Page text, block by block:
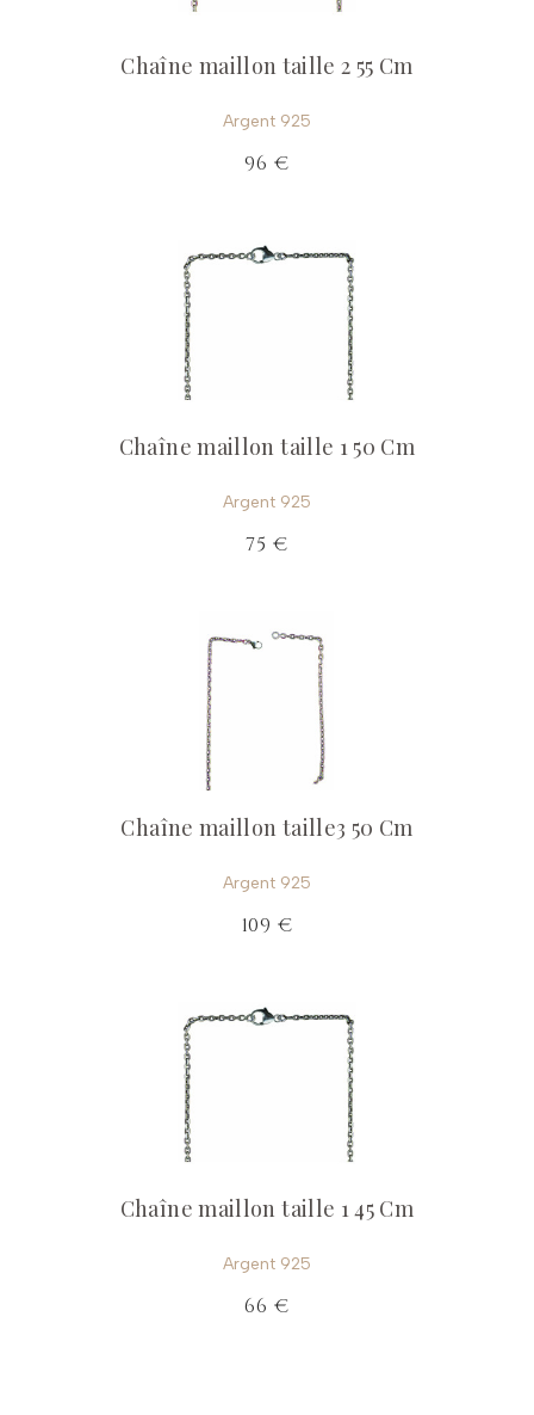
Chaîne maillon taille 2 55 Cm
Argent 925
96 €
Chaîne maillon taille 1 50 Cm
Argent 925
75 €
Chaîne maillon taille3 50 Cm
Argent 925
109 €
Chaîne maillon taille 1 45 Cm
Argent 925
66 €